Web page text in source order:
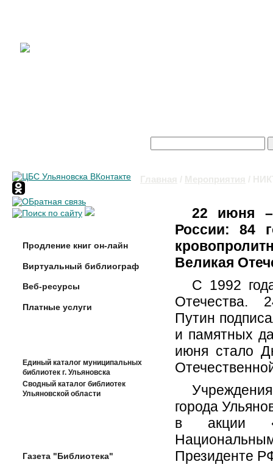
Главная / Мероприятия /
Продление книг он-лайн
Виртуальный библиограф
Веб-ресурсы
Платные услуги
Единый каталог муниципальных
библиотек г. Ульяновска
Сводный каталог библиотек
Ульяновской области
Газета "Библиотека"
22 июня –
России: 84
Великая
С 1992
Отечества.
Путин
и памятных
июня стало
города
в акции
Президенте